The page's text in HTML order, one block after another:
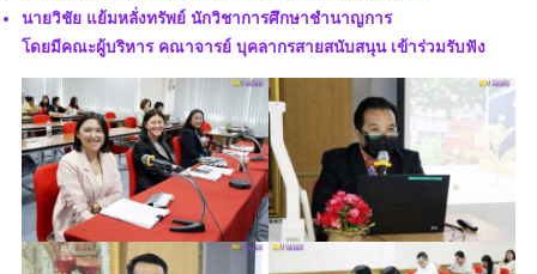
นายวิชัย แย้มหลั่งทรัพย์ นักวิชาการศึกษาชำนาญการ
โดยมีคณะผู้บริหาร คณาจารย์ บุคลากรสายสนับสนุน เข้าร่วมรับฟัง